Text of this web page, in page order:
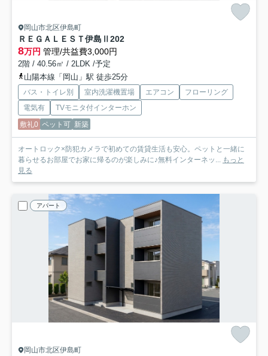
岡山市北区伊島町
ＲＥＧＡＬＥＳＴ伊島Ⅱ 202
8万円 管理/共益費3,000円
2階 / 40.56㎡ / 2LDK /予定
山陽本線「岡山」駅 徒歩25分
バス・トイレ別 室内洗濯機置場 エアコン
フローリング
電気有
TVモニタ付インターホン
敷礼0 ペット可 新築
オートロック×防犯カメラで初めての賃貸生活も安心。ペットと一緒に
暮らせるお部屋でお家に帰るのが楽しみに♪無料インターネッ... もっと
見る
アパート
岡山市北区伊島町